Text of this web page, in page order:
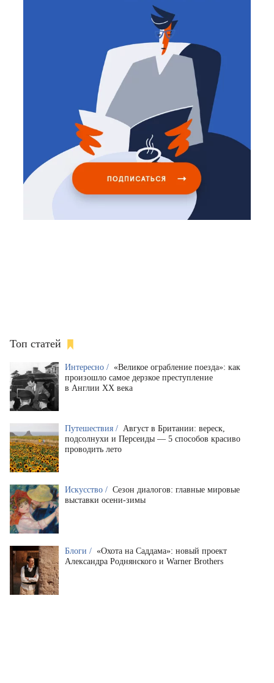
Топ статей
Интересно / «Великое ограбление поезда»: как
произошло самое дерзкое преступление
в Англии XX века
Путешествия / Август в Британии: вереск,
подсолнухи и Персеиды — 5 способов красиво
проводить лето
Искусство / Сезон диалогов: главные мировые
выставки осени-зимы
Блоги / «Охота на Саддама»: новый проект
Александра Роднянского и Warner Brothers